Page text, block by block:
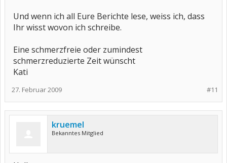
Und wenn ich all Eure Berichte lese, weiss ich, dass
Ihr wisst wovon ich schreibe.
Eine schmerzfreie oder zumindest
schmerzreduzierte Zeit wünscht
Kati
#11
27. Februar 2009
kruemel
Bekanntes Mitglied